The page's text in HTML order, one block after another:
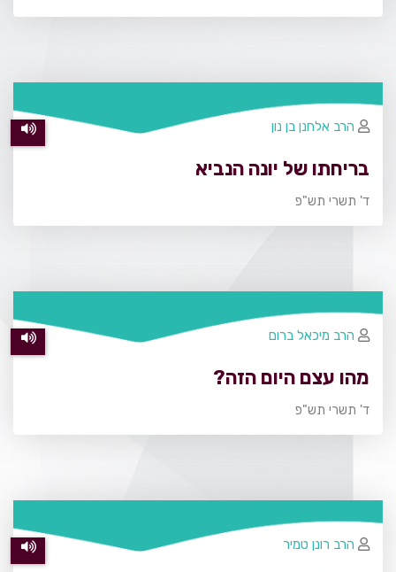
בריחתו של יונה הנביא
ד' תשרי תש"פ
הרב אלחנן בן נון
מהו עצם היום הזה?
ד' תשרי תש"פ
הרב מיכאל ברום
הרב רונן טמיר